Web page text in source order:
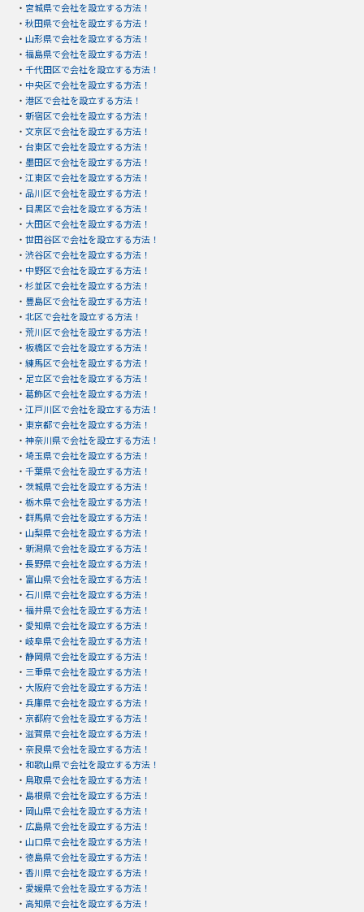
・ 宮城県で会社を設立する方法！
・ 秋田県で会社を設立する方法！
・ 山形県で会社を設立する方法！
・ 福島県で会社を設立する方法！
・ 千代田区で会社を設立する方法！
・ 中央区で会社を設立する方法！
・ 港区で会社を設立する方法！
・ 新宿区で会社を設立する方法！
・ 文京区で会社を設立する方法！
・ 台東区で会社を設立する方法！
・ 墨田区で会社を設立する方法！
・ 江東区で会社を設立する方法！
・ 品川区で会社を設立する方法！
・ 目黒区で会社を設立する方法！
・ 大田区で会社を設立する方法！
・ 世田谷区で会社を設立する方法！
・ 渋谷区で会社を設立する方法！
・ 中野区で会社を設立する方法！
・ 杉並区で会社を設立する方法！
・ 豊島区で会社を設立する方法！
・ 北区で会社を設立する方法！
・ 荒川区で会社を設立する方法！
・ 板橋区で会社を設立する方法！
・ 練馬区で会社を設立する方法！
・ 足立区で会社を設立する方法！
・ 葛飾区で会社を設立する方法！
・ 江戸川区で会社を設立する方法！
・ 東京都で会社を設立する方法！
・ 神奈川県で会社を設立する方法！
・ 埼玉県で会社を設立する方法！
・ 千葉県で会社を設立する方法！
・ 茨城県で会社を設立する方法！
・ 栃木県で会社を設立する方法！
・ 群馬県で会社を設立する方法！
・ 山梨県で会社を設立する方法！
・ 新潟県で会社を設立する方法！
・ 長野県で会社を設立する方法！
・ 富山県で会社を設立する方法！
・ 石川県で会社を設立する方法！
・ 福井県で会社を設立する方法！
・ 愛知県で会社を設立する方法！
・ 岐阜県で会社を設立する方法！
・ 静岡県で会社を設立する方法！
・ 三重県で会社を設立する方法！
・ 大阪府で会社を設立する方法！
・ 兵庫県で会社を設立する方法！
・ 京都府で会社を設立する方法！
・ 滋賀県で会社を設立する方法！
・ 奈良県で会社を設立する方法！
・ 和歌山県で会社を設立する方法！
・ 鳥取県で会社を設立する方法！
・ 島根県で会社を設立する方法！
・ 岡山県で会社を設立する方法！
・ 広島県で会社を設立する方法！
・ 山口県で会社を設立する方法！
・ 徳島県で会社を設立する方法！
・ 香川県で会社を設立する方法！
・ 愛媛県で会社を設立する方法！
・ 高知県で会社を設立する方法！